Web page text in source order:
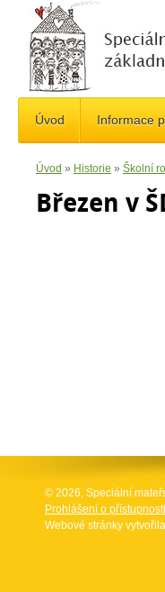
Úvod Informace
Úvod » Historie » Školní
Březen v
© 2026, Speciální
Prohlášení o přístupnosti
Webové stránky vytvořila